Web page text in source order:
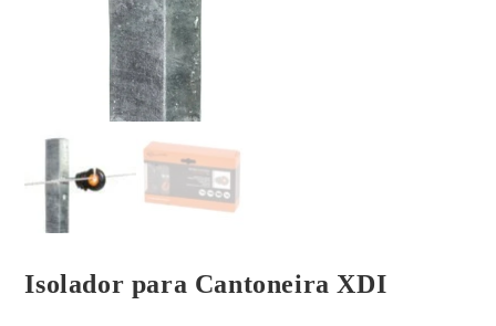
Isolador para Cantoneira XDI